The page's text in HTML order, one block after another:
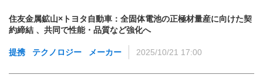
住友金属鉱山×トヨタ自動車：全固体電池の正極材量産に向けた契
約締結 、共同で性能・品質など強化へ
提携 テクノロジー メーカー 2025/10/21 17:00